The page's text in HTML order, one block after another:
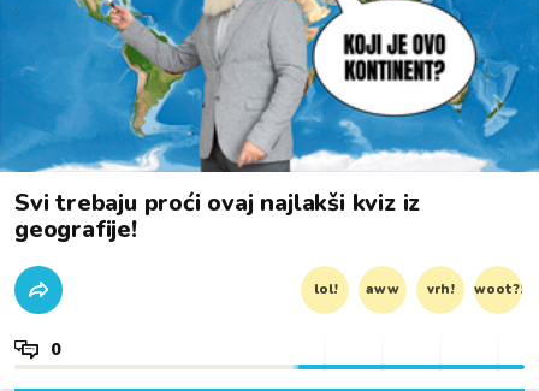
Svi trebaju proći ovaj najlakši kviz iz
geografije!
lol! aww vrh! woot?!
0